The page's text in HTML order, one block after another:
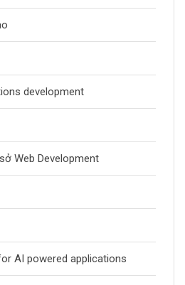
development
Web Development
AI powered applications